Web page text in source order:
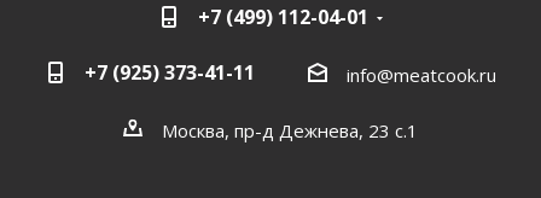
+7 (499) 112-04-01
+7 (925) 373-41-11 info@meatcook.ru
Москва, пр-д Дежнева, 23 с.1